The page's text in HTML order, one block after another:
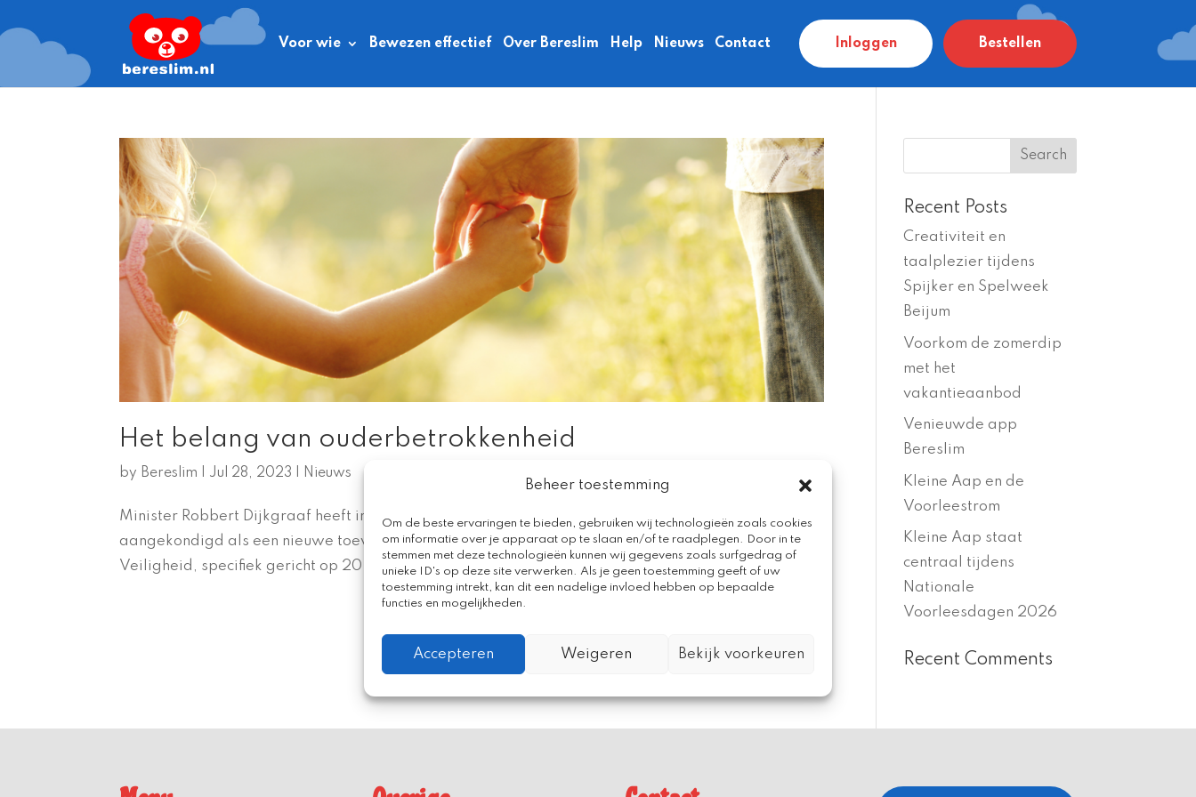
Beheer toestemming
Om de beste ervaringen te bieden, gebruiken wij technologieën zoals cookies
om informatie over je apparaat op te slaan en/of te raadplegen. Door in te
stemmen met deze technologieën kunnen wij gegevens zoals surfgedrag of
unieke ID's op deze site verwerken. Als je geen toestemming geeft of uw
toestemming intrekt, kan dit een nadelige invloed hebben op bepaalde
functies en mogelijkheden.
Accepteren Weigeren Bekijk voorkeuren
Voor wie Bewezen effectief Over Bereslim Help Nieuws Contact Inloggen Bestellen
Het belang van ouderbetrokkenheid
by Bereslim | Jul 28, 2023 | Nieuws
Minister Robbert Dijkgraaf heeft in zijn kamerbrief het programma ‘Ontwikkeling jonge kind’
aangekondigd als een nieuwe toevoeging aan het Nationaal Programma Leefbaarheid en
Veiligheid, specifiek gericht op 20 stedelijke focusgebieden. De handreiking...
Recent Posts
Creativiteit en
taalplezier tijdens
Spijker en Spelweek
Beijum
Voorkom de zomerdip
met het
vakantieaanbod
Venieuwde app
Bereslim
Kleine Aap en de
Voorleestrom
Kleine Aap staat
centraal tijdens
Nationale
Voorleesdagen 2026
Recent Comments